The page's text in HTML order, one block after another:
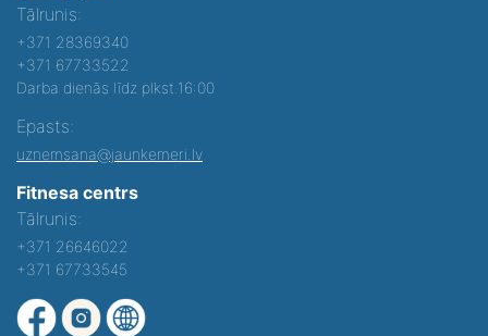
Tālrunis:
+371 28369340
+371 67733522
Darba dienās līdz plkst.16:00
Epasts:
uznemsana@jaunkemeri.lv
Fitnesa centrs
Tālrunis:
+371 26646022
+371 67733545